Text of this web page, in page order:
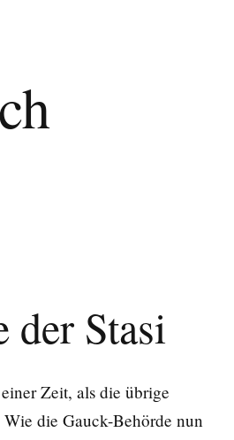
der Stasi
Zeit, als die übrige
die Gauck-Behörde nun